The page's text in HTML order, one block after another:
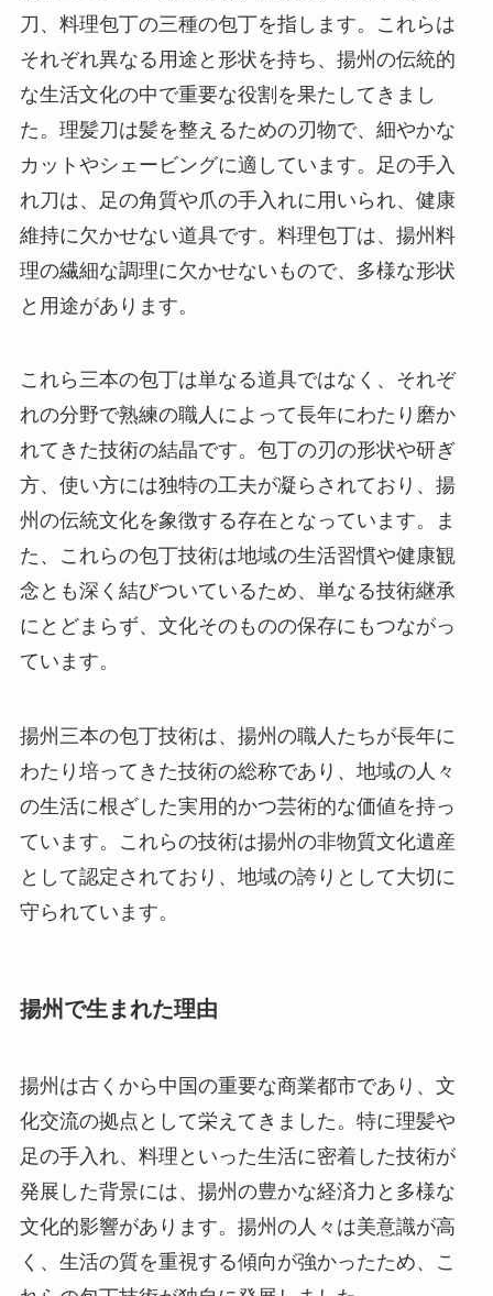
刀、料理包丁の三種の包丁を指します。これらは
それぞれ異なる用途と形状を持ち、揚州の伝統的
な生活文化の中で重要な役割を果たしてきまし
た。理髪刀は髪を整えるための刃物で、細やかな
カットやシェービングに適しています。足の手入
れ刀は、足の角質や爪の手入れに用いられ、健康
維持に欠かせない道具です。料理包丁は、揚州料
理の繊細な調理に欠かせないもので、多様な形状
と用途があります。
これら三本の包丁は単なる道具ではなく、それぞ
れの分野で熟練の職人によって長年にわたり磨か
れてきた技術の結晶です。包丁の刃の形状や研ぎ
方、使い方には独特の工夫が凝らされており、揚
州の伝統文化を象徴する存在となっています。ま
た、これらの包丁技術は地域の生活習慣や健康観
念とも深く結びついているため、単なる技術継承
にとどまらず、文化そのものの保存にもつながっ
ています。
揚州三本の包丁技術は、揚州の職人たちが長年に
わたり培ってきた技術の総称であり、地域の人々
の生活に根ざした実用的かつ芸術的な価値を持っ
ています。これらの技術は揚州の非物質文化遺産
として認定されており、地域の誇りとして大切に
守られています。
揚州で生まれた理由
揚州は古くから中国の重要な商業都市であり、文
化交流の拠点として栄えてきました。特に理髪や
足の手入れ、料理といった生活に密着した技術が
発展した背景には、揚州の豊かな経済力と多様な
文化的影響があります。揚州の人々は美意識が高
く、生活の質を重視する傾向が強かったため、こ